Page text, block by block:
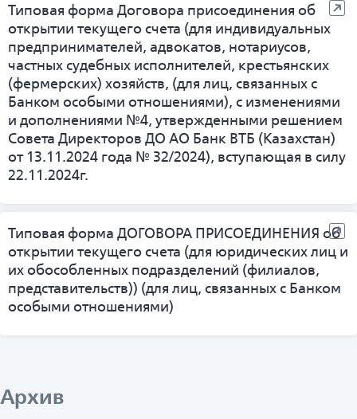
Типовая форма Договора присоединения об
открытии текущего счета (для индивидуальных
предпринимателей, адвокатов, нотариусов,
частных судебных исполнителей, крестьянских
(фермерских) хозяйств, (для лиц, связанных с
Банком особыми отношениями), с изменениями
и дополнениями №4, утвержденными решением
Совета Директоров ДО АО Банк ВТБ (Казахстан)
от 13.11.2024 года № 32/2024), вступающая в силу
22.11.2024г.
Типовая форма ДОГОВОРА ПРИСОЕДИНЕНИЯ об
открытии текущего счета (для юридических лиц и
их обособленных подразделений (филиалов,
представительств)) (для лиц, связанных с Банком
особыми отношениями)
Архив